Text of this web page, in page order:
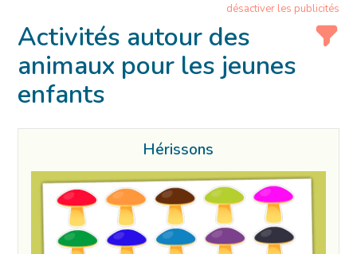
désactiver les publicités
Activités autour des
animaux pour les jeunes
enfants
Hérissons